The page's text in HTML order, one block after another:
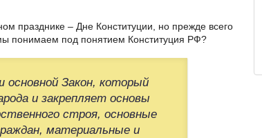
празднике – Дне Конституции, но прежде всего
понимаем под понятием Конституция РФ?
основной Закон, который
и закрепляет основы
строя, основные
материальные и